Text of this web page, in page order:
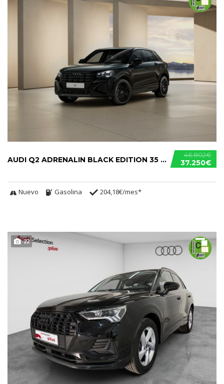
46.802€
37.250€
AUDI Q2 ADRENALIN BLACK EDITION 35 TFSI
Nuevo Gasolina 204,18€/mes*
22